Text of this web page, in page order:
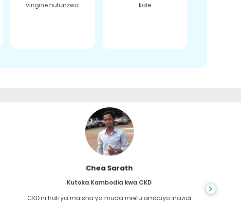
vingine hutunzwa
kote
Chea Sarath
Kutoka Kambodia kwa CKD
CKD ni hali ya maisha ya muda mrefu ambayo inazidi